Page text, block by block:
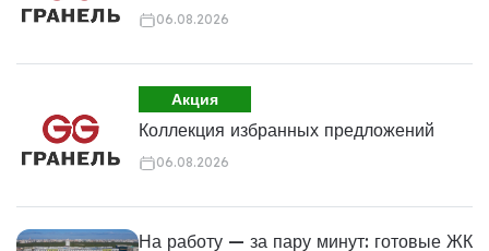
06.08.2026
Акция
Коллекция избранных предложений
06.08.2026
На работу — за пару минут: готовые ЖК